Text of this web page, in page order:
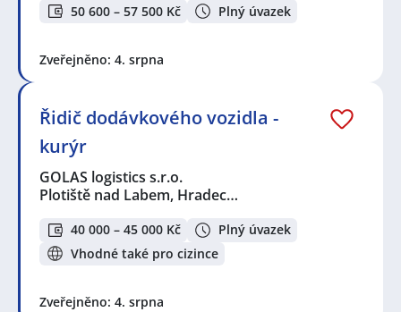
50 600 – 57 500 Kč Plný úvazek
Zveřejněno: 4. srpna
Řidič dodávkového vozidla -
kurýr
GOLAS logistics s.r.o.
Plotiště nad Labem, Hradec…
40 000 – 45 000 Kč
Plný úvazek
Vhodné také pro cizince
Zveřejněno: 4. srpna